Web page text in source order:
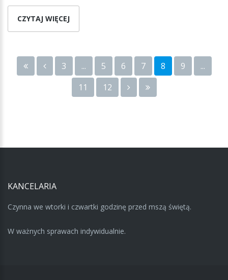
CZYTAJ WIĘCEJ
3 ... 5 6 7 8 9
...
11
12
KANCELARIA
Czynna we wtorki i czwartki godzinę przed mszą świętą.
W ważnych sprawach indywidualnie.